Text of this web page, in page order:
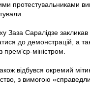
протестувальниками
Заза Саралідзе закликав
до демонстрацій, а
прем’єр-міністром.
відбувся окремий
з вимогою